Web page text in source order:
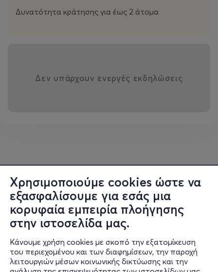
Χρησιμοποιούμε cookies ώστε να
εξασφαλίσουμε για εσάς μια
κορυφαία εμπειρία πλοήγησης
στην ιστοσελίδα μας.
Κάνουμε χρήση cookies με σκοπό την εξατομίκευση
του περιεχομένου και των διαφημίσεων, την παροχή
λειτουργιών μέσων κοινωνικής δικτύωσης και την
Σημείο συνάντησης: Είσοδος Ιερού Ναού.
Δυνατότητα κράτησης για έως 2 άτομα
Δεν υπάρχουν ενεργές εκδηλώσεις